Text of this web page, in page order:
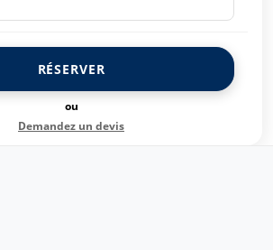
RÉSERVER
ou
Demandez un devis